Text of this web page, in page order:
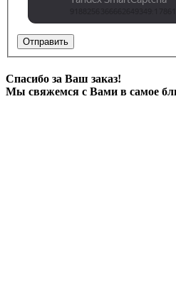
Отправить
Спасибо за Ваш заказ!
Мы свяжемся с Вами в самое